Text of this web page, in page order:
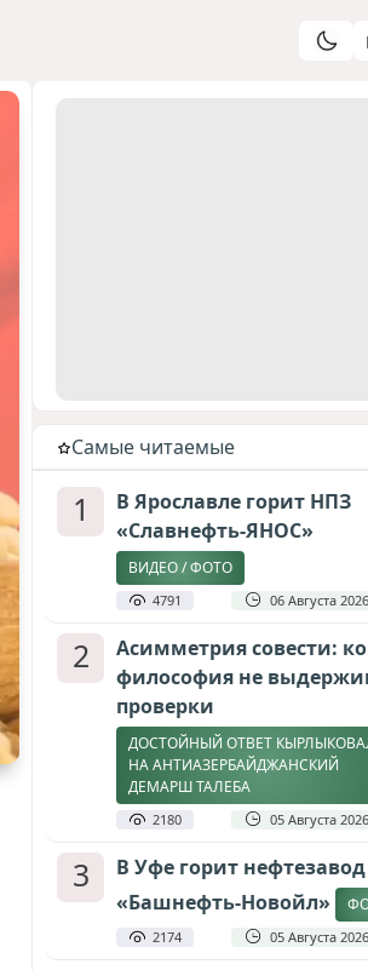
Cамые читаемые
1
В Ярославле горит НПЗ
«Славнефть-ЯНОС»
ВИДЕО / ФОТО
4791 06 Августа
2
Асимметрия совести:
философия не
проверки
ДОСТОЙНЫЙ ОТВЕТ
НА АНТИАЗЕРБАЙДЖАНСКИЙ
ДЕМАРШ ТАЛЕБА
2180 05 Августа
3
В Уфе горит нефтезавод
«Башнефть-Новойл»
2174 05 Августа